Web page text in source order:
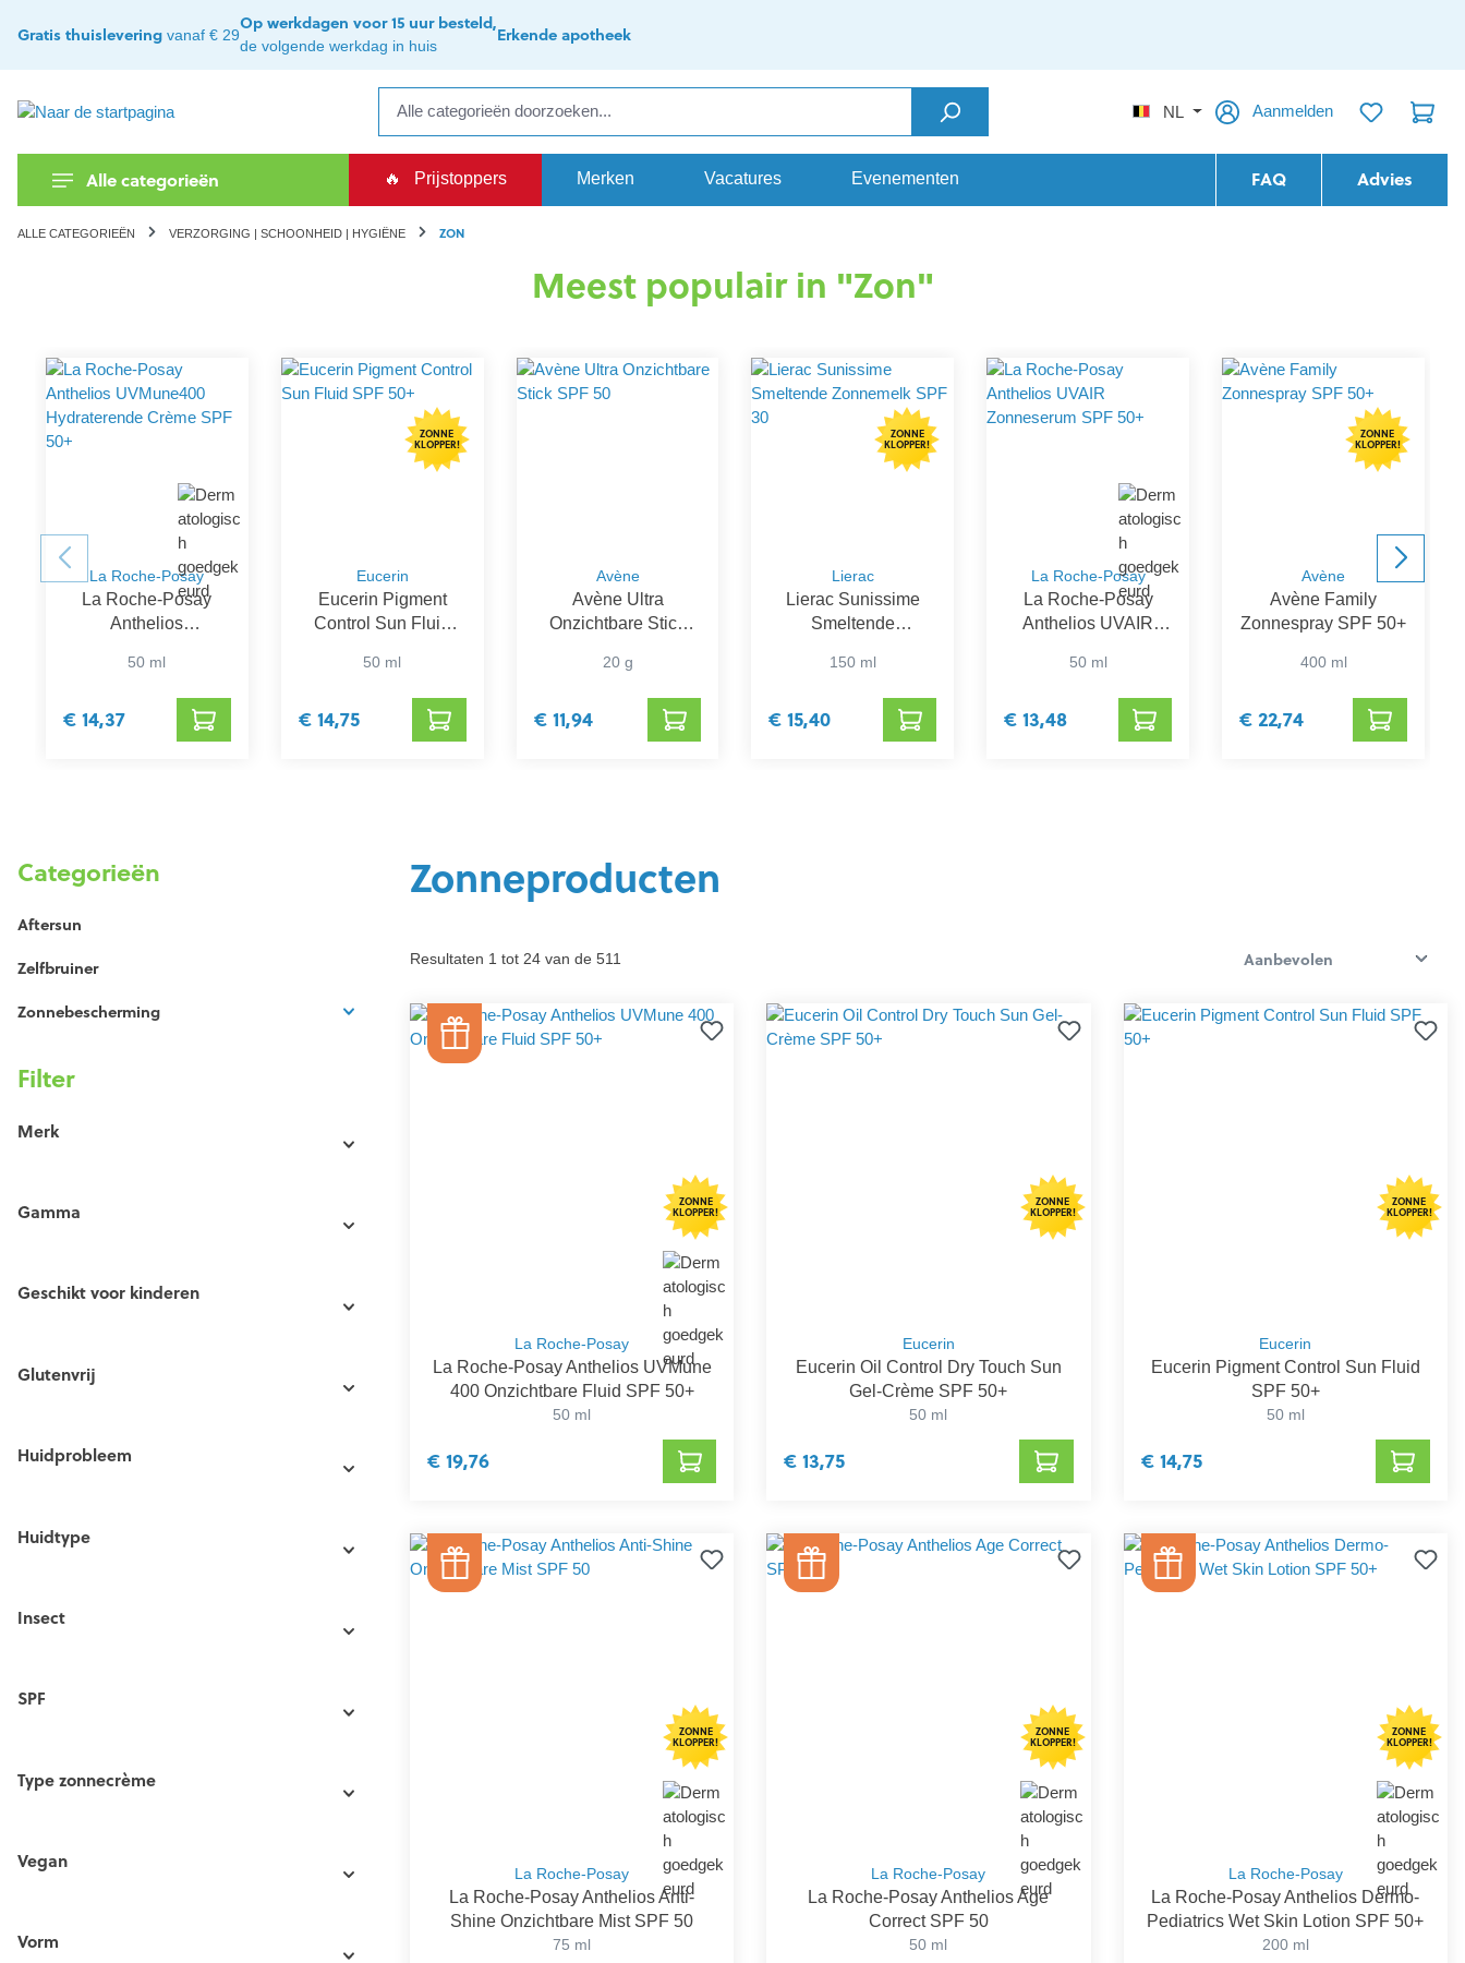
general.skipToNavigation
Gratis thuislevering vanaf € 29
Op werkdagen voor 15 uur besteld,
de volgende werkdag in huis
Erkende apotheek
NL Aanmelden
Alle categorieën 🔥 Prijstoppers Merken Vacatures Evenementen FAQ Advies
ALLE CATEGORIEËN VERZORGING | SCHOONHEID | HYGIËNE ZON
Meest populair in "Zon"
La Roche-Posay
La Roche-Posay
Anthelios
Hydraterende Crème
SPF 50+
50 ml
€ 14,37
ZONNE
KLOPPER!
Eucerin
Eucerin Pigment
Control Sun Fluid
50 ml
€ 14,75
Avène
Avène Ultra
Onzichtbare Stick
20 g
€ 11,94
ZONNE
KLOPPER!
Lierac
Lierac Sunissime
Smeltende
150 ml
€ 15,40
La Roche-Posay
La Roche-Posay
Anthelios UVAIR
50+
50 ml
€ 13,48
ZONNE
KLOPPER!
Avène
Avène Family
Zonnespray SPF 50+
400 ml
€ 22,74
Categorieën
Aftersun
Zelfbruiner
Zonnebescherming
Filter
Merk
Gamma
Geschikt voor kinderen
Glutenvrij
Huidprobleem
Huidtype
Insect
SPF
Type zonnecrème
Vegan
Vorm
Zonneproducten
Resultaten 1 tot 24 van de 511
ZONNE
KLOPPER!
La Roche-Posay
La Roche-Posay Anthelios UVMune
400 Onzichtbare Fluid SPF 50+
50 ml
€ 19,76
ZONNE
KLOPPER!
Eucerin
Eucerin Oil Control Dry Touch Sun
Gel-Crème SPF 50+
50 ml
€ 13,75
ZONNE
KLOPPER!
Eucerin
Eucerin Pigment Control Sun Fluid
SPF 50+
50 ml
€ 14,75
ZONNE
KLOPPER!
La Roche-Posay
La Roche-Posay Anthelios Anti-
Shine Onzichtbare Mist SPF 50
75 ml
ZONNE
KLOPPER!
La Roche-Posay
La Roche-Posay Anthelios Age
Correct SPF 50
50 ml
ZONNE
KLOPPER!
La Roche-Posay
La Roche-Posay Anthelios Dermo-
Pediatrics Wet Skin Lotion SPF 50+
200 ml